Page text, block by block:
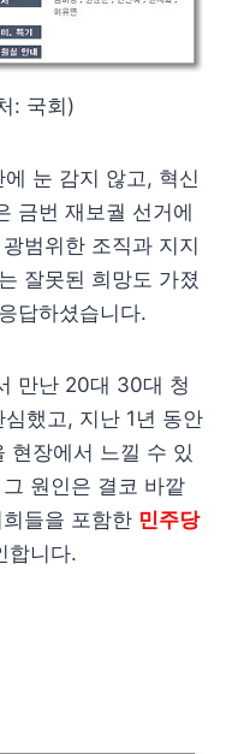
: 국회)
에 눈 감지 않고, 혁신
금번 재보궐 선거에
범위한 조직과 지지
잘못된 희망도 가졌
답하셨습니다.
만난 20대 30대 청
했고, 지난 1년 동안
현장에서 느낄 수 있
원인은 결코 바깥
들을 포함한 민주당
합니다.